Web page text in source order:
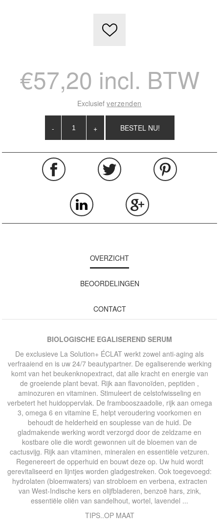
€57,20 incl. BTW
Exclusiefverzenden
- +
OVERZICHT
BEOORDELINGEN
CONTACT
BIOLOGISCHE EGALISEREND SERUM
De exclusieve La Solution+ ÉCLAT werkt zowel anti-aging als
verfraaiend en is uw 24/7 beautypartner. De egaliserende werking
komt van het beukenknopextract, dat alle kracht en energie van
de groeiende plant bevat. Rijk aan flavonoïden, peptiden ,
aminozuren en vitaminen. Stimuleert de celstofwisseling en
verbetert het huidoppervlak. De frambooszaadolie, rijk aan omega
3, omega 6 en vitamine E, helpt veroudering voorkomen en
behoudt de helderheid en souplesse van de huid. De
gladmakende werking wordt verzorgd door de zeldzame en
kostbare olie die wordt gewonnen uit de bloemen van de
cactusvijg. Rijk aan vitaminen, mineralen en essentiële vetzuren.
Regenereert de opperhuid en bouwt deze op. Uw huid wordt
gerevitaliseerd en lijntjes worden gladgestreken. Ook toegevoegd:
hydrolaten (bloemwaters) van strobloem en verbena, extracten
van West-Indische kers en olijfbladeren, benzoë hars, zink,
essentiële oliën van sandelhout, wortel, lavendel ...
TIPS..OP MAAT